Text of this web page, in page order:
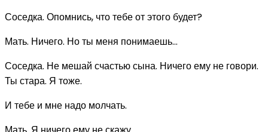
Соседка. Опомнись, что тебе от этого будет?
Мать. Ничего. Но ты меня понимаешь...
Соседка. Не мешай счастью сына. Ничего ему не говори.
Ты стара. Я тоже.
И тебе и мне надо молчать.